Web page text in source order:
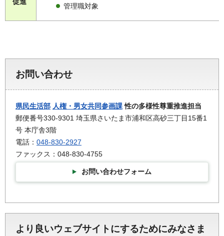
管理職対象
お問い合わせ
県民生活部 人権・男女共同参画課性の多様性尊重推進担当
郵便番号330-9301 埼玉県さいたま市浦和区高砂三丁目15番1
号 本庁舎3階
電話： 048-830-2927
ファックス：048-830-4755
お問い合わせフォーム
より良いウェブサイトにするためにみなさま